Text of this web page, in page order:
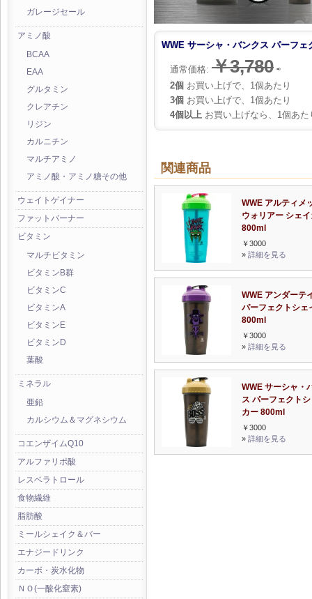
ガレージセール
アミノ酸
BCAA
EAA
グルタミン
クレアチン
リジン
カルニチン
マルチアミノ
アミノ酸・アミノ糖その他
ウェイトゲイナー
ファットバーナー
ビタミン
マルチビタミン
ビタミンB群
ビタミンC
ビタミンA
ビタミンE
ビタミンD
葉酸
ミネラル
亜鉛
カルシウム＆マグネシウム
コエンザイムQ10
アルファリポ酸
レスベラトロール
食物繊維
脂肪酸
ミールシェイク＆バー
エナジードリンク
カーボ・炭水化物
ＮＯ(一酸化窒素)
WWE サーシャ・バンクス パーフ
通常価格: ￥3,780 ⇨
2個 お買い上げで、1個あたり
3個 お買い上げで、1個あたり
4個以上 お買い上げなら、1個あた
関連商品
WWE アルティメ
ウォリアー シェ
800ml
￥3000
» 詳細を見る
WWE アンダーテ
パーフェクトシェ
800ml
￥3000
» 詳細を見る
WWE サーシャ・
ス パーフェクト
カー 800ml
￥3000
» 詳細を見る